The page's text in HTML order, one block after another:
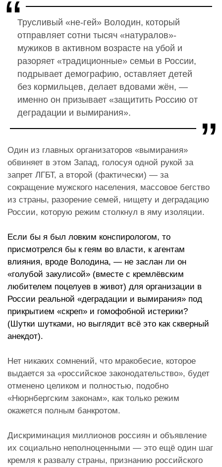
Трусливый «не-гей» Володин, который
отправляет сотни тысяч «натуралов»-
мужиков в активном возрасте на убой и
разоряет «традиционные» семьи в России,
подрывает демографию, оставляет детей
без кормильцев, делает вдовами жён, —
именно он призывает «защитить Россию от
деградации и вымирания».
Один из главных организаторов «вымирания»
обвиняет в этом Запад, голосуя одной рукой за
запрет ЛГБТ, а второй (фактически) — за
сокращение мужского населения, массовое бегство
из страны, разорение семей, нищету и деградацию
России, которую режим столкнул в яму изоляции.
Если бы я был ловким конспирологом, то
присмотрелся бы к геям во власти, к агентам
влияния, вроде Володина, — не заслан ли он
«голубой закулисой» (вместе с кремлёвским
любителем поцелуев в живот) для организации в
России реальной «деградации и вымирания» под
прикрытием «скреп» и гомофобной истерики?
(Шутки шутками, но выглядит всё это как скверный
анекдот).
Нет никаких сомнений, что мракобесие, которое
выдается за «российское законодательство», будет
отменено целиком и полностью, подобно
«Нюрнбергским законам», как только режим
окажется полным банкротом.
Дискриминация миллионов россиян и объявление
их социально неполноценными — это ещё один шаг
кремля к развалу страны, признанию российского